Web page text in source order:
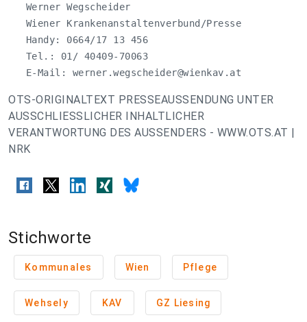
   Werner Wegscheider
   Wiener Krankenanstaltenverbund/Presse
   Handy: 0664/17 13 456
   Tel.: 01/ 40409-70063
   E-Mail:
werner.wegscheider@wienkav.at
OTS-ORIGINALTEXT PRESSEAUSSENDUNG UNTER
AUSSCHLIESSLICHER INHALTLICHER
VERANTWORTUNG DES AUSSENDERS - WWW.OTS.AT |
NRK
Stichworte
Kommunales Wien Pflege
Wehsely KAV GZ Liesing